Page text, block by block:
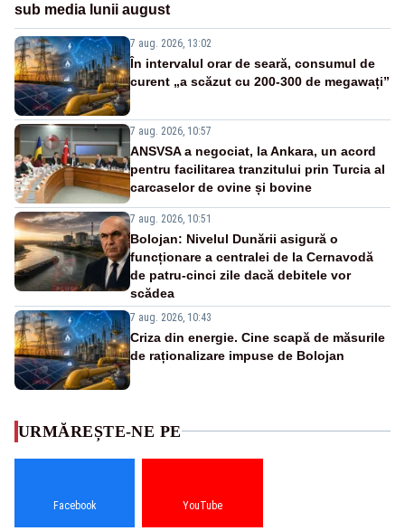
sub media lunii august
7 aug. 2026, 13:02
În intervalul orar de seară, consumul de
curent „a scăzut cu 200-300 de megawați”
7 aug. 2026, 10:57
ANSVSA a negociat, la Ankara, un acord
pentru facilitarea tranzitului prin Turcia al
carcaselor de ovine și bovine
7 aug. 2026, 10:51
Bolojan: Nivelul Dunării asigură o
funcționare a centralei de la Cernavodă
de patru-cinci zile dacă debitele vor
scădea
7 aug. 2026, 10:43
Criza din energie. Cine scapă de măsurile
de raționalizare impuse de Bolojan
URMĂREȘTE-NE PE
Facebook YouTube